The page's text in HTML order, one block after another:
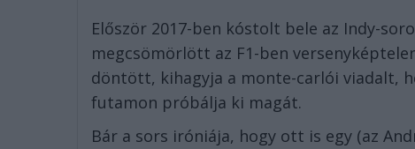
Először 2017-ben kóstolt bele az Indy-
megcsömörlött az F1-ben
döntött, kihagyja a monte-carlói viadalt,
futamon próbálja ki magát.
Bár a sors iróniája, hogy ott is egy (az